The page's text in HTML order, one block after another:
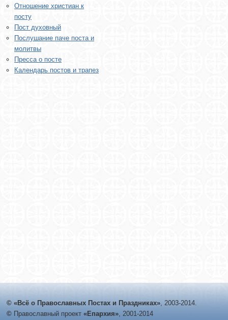
Отношение христиан к
посту
Пост духовный
Послушание паче поста и
молитвы
Пресса о посте
Календарь постов и трапез
© «Всё о Православных Постах и Праздниках», 2003-2014.
© Православный проект «Епархия», 2001-2014